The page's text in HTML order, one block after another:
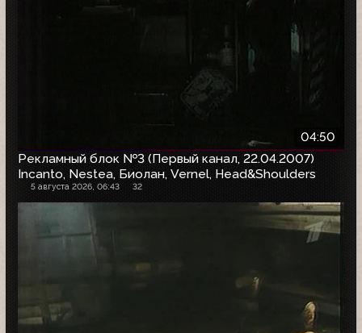
04:50
Рекламный блок №3 (Первый канал, 22.04.2007)
Incanto, Nestea, Биолан, Vernel, Head&Shoulders
5 августа 2026, 06:43 32